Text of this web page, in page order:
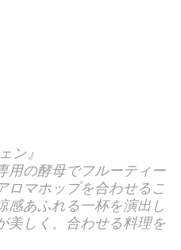
ン』
用の酵母でフルーティー
ロマホップを合わせるこ
感あふれる一杯を演出し
美しく、合わせる料理を